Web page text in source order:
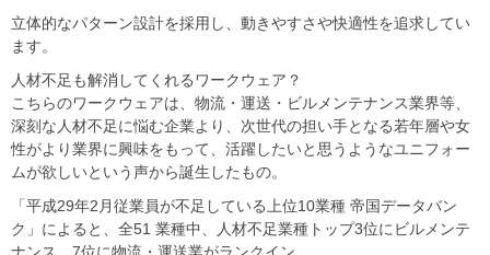
立体的なパターン設計を採用し、動きやすさや快適性を追求してい
ます。
人材不足も解消してくれるワークウェア？
こちらのワークウェアは、物流・運送・ビルメンテナンス業界等、
深刻な人材不足に悩む企業より、次世代の担い手となる若年層や女
性がより業界に興味をもって、活躍したいと思うようなユニフォー
ムが欲しいという声から誕生したもの。
「平成29年2月従業員が不足している上位10業種 帝国データバン
ク」によると、全51 業種中、人材不足業種トップ3位にビルメンテ